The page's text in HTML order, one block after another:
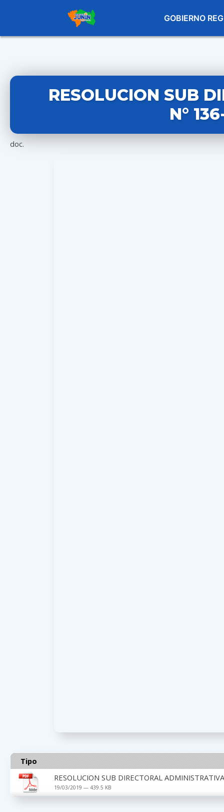
GOBIERNO
RESOLUCION SUB
N°
doc.
Tipo
RESOLUCION SUB DIRECTORAL
19/03/2019 — 439.5 KB